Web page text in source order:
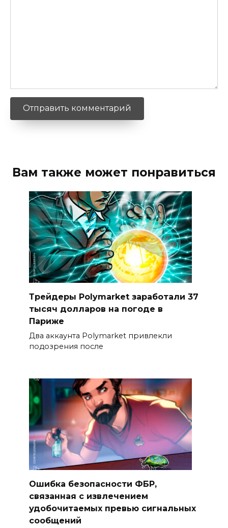
Вам также может понравиться
Трейдеры Polymarket заработали 37
тысяч долларов на погоде в
Париже
Два аккаунта Polymarket привлекли
подозрения после
Ошибка безопасности ФБР,
связанная с извлечением
удобочитаемых превью сигнальных
сообщений